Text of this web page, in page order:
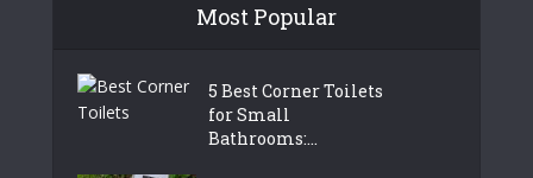
Most Popular
5 Best Corner Toilets
for Small
Bathrooms:...